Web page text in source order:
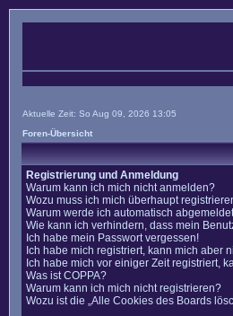
Aktuelle Zeit: So Aug 09, 2026 13:05
Foren-Übersicht
Registrierung und Anmeldung
Warum kann ich mich nicht anmelden?
Wozu muss ich mich überhaupt
Warum werde ich automatisch
Wie kann ich verhindern, dass mein
Ich habe mein Passwort vergessen!
Ich habe mich registriert, kann mich aber
Ich habe mich vor einiger Zeit registriert,
Was ist COPPA?
Warum kann ich mich nicht registrieren?
Wozu ist die „Alle Cookies des Boards